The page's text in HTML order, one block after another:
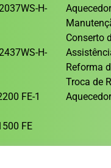
H-
H-
FE-1
FE
Conserto
Reforma
Troca de